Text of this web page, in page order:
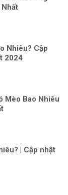
Nhất
Nhiêu? Cập
2024
Mèo Bao Nhiêu
| Cập nhật